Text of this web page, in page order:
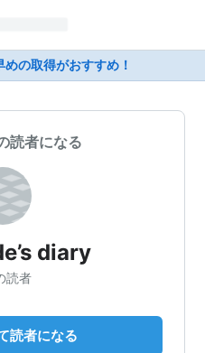
の取得がおすすめ！
読者になる
diary
読者
読者になる